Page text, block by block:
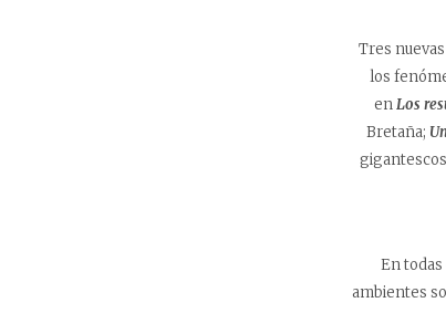
Tres
los
enLos
Bretaña;
En
ambientes